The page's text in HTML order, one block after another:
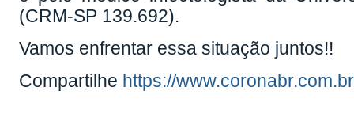
(CRM-SP 139.692).
Vamos enfrentar essa situação juntos!!
Compartilhe https://